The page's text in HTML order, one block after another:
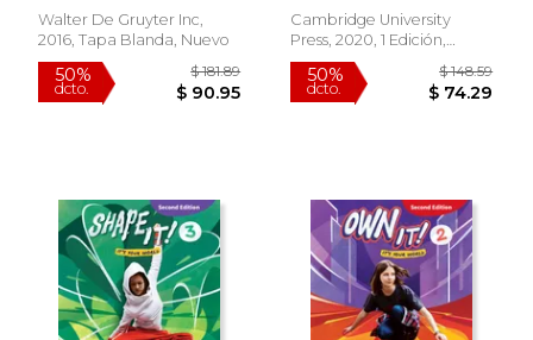
15%
dcto. $ 69.15
50%
dcto. $
Walter De Gruyter Inc,
2016, Tapa Blanda, Nuevo
Secondary Courses)
(en Inglés)
Andrew Reid; Daniel
Vincent
Cambridge University
Press, 2020, 1 Edición,
Paquete De Productos,
Nuevo